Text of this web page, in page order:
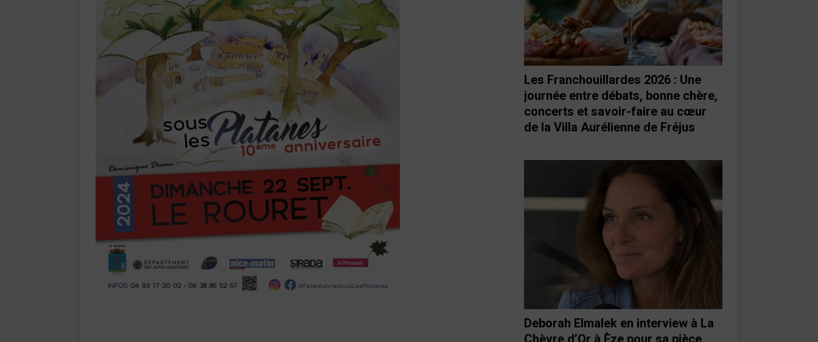
Les Franchouillardes 2026 : Une
journée entre débats, bonne chère,
concerts et savoir-faire au cœur
de la Villa Aurélienne de Fréjus
Deborah Elmalek en interview à La